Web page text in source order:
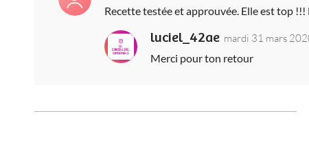
Recette testée et approuvée. Elle est top
luciel_42ae mardi 31 mars
Merci pour ton retour